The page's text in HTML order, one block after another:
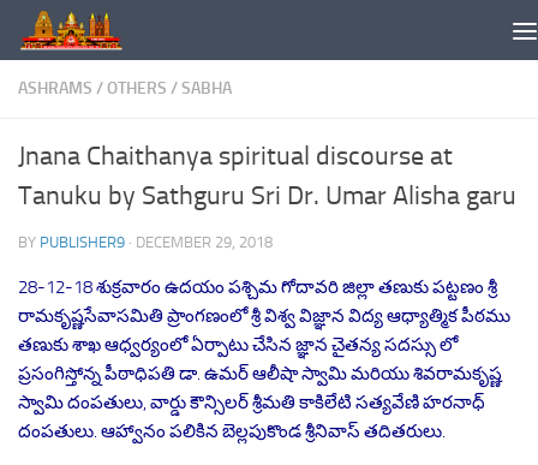
Skip to content
ASHRAMS /OTHERS /SABHA
Jnana Chaithanya spiritual discourse at
Tanuku by Sathguru Sri Dr. Umar Alisha garu
BY PUBLISHER9 · DECEMBER 29, 2018
28-12-18 శుక్రవారం ఉదయం పశ్చిమ గోదావరి జిల్లా తణుకు పట్టణం శ్రీ
రామకృష్ణసేవాసమితి ప్రాంగణంలో శ్రీ విశ్వ విజ్ఞాన విద్య ఆధ్యాత్మిక పీఠము
తణుకు శాఖ ఆధ్వర్యంలో ఏర్పాటు చేసిన జ్ఞాన చైతన్య సదస్సు లో
ప్రసంగిస్తోన్న పీఠాధిపతి డా. ఉమర్ ఆలీషా స్వామి మరియు శివరామకృష్ణ
స్వామి దంపతులు, వార్డు కౌన్సిలర్ శ్రీమతి కాకిలేటి సత్యవేణి హరనాధ్
దంపతులు. ఆహ్వానం పలికిన బెల్లపుకొండ శ్రీనివాస్ తదితరులు.